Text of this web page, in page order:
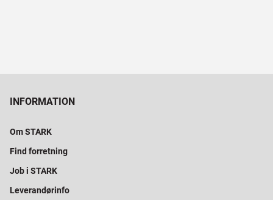
INFORMATION
Om STARK
Find forretning
Job i STARK
Leverandørinfo